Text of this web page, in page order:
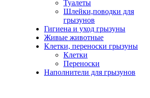
Туалеты
Шлейки,поводки для
грызунов
Гигиена и уход грызуны
Живые животные
Клетки, переноски грызуны
Клетки
Переноски
Наполнители для грызунов